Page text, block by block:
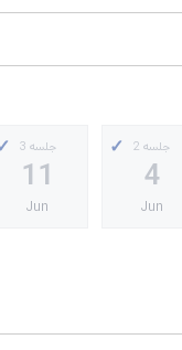
جلسه 2
4
Jun
جلسه 3
11
Jun